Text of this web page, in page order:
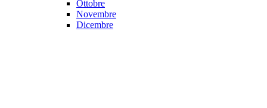
Ottobre
Novembre
Dicembre